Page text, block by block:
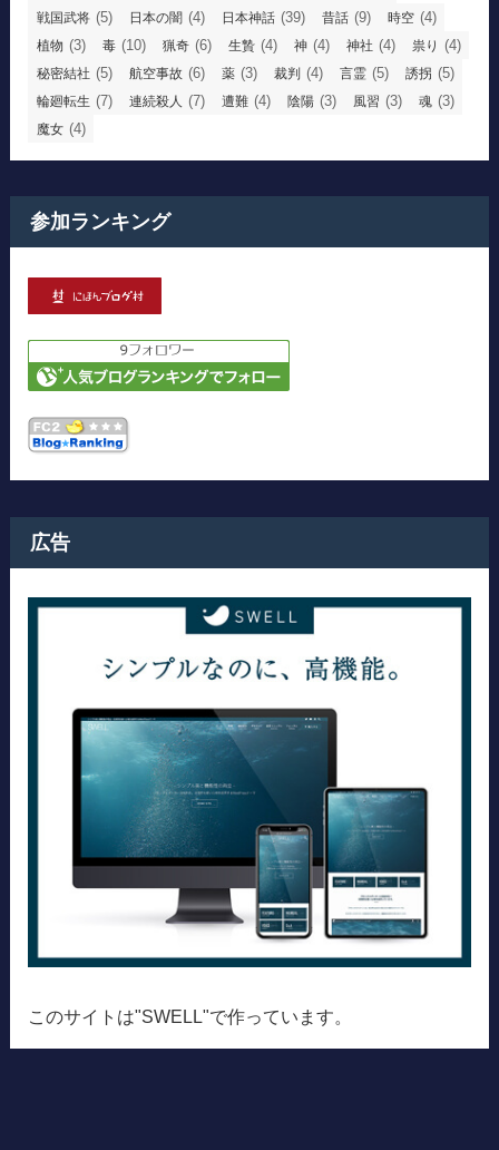
戦国武将 (5) 日本の闇 (4) 日本神話 (39) 昔話 (9) 時空 (4)
植物 (3) 毒 (10) 猟奇 (6) 生贄 (4) 神 (4) 神社 (4) 祟り (4)
秘密結社 (5) 航空事故 (6) 薬 (3) 裁判 (4) 言霊 (5) 誘拐 (5)
輪廻転生 (7) 連続殺人 (7) 遭難 (4) 陰陽 (3) 風習 (3) 魂 (3)
魔女 (4)
参加ランキング
広告
このサイトは"SWELL"で作っています。